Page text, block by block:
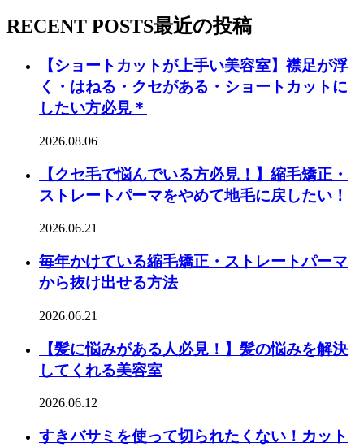
RECENT POSTS最近の投稿
【ショートカットが上手い美容室】襟足が浮
く・はねる・クセがある・ショートカットに
したい方必見＊
2026.08.06
【クセ毛で悩んでいる方必見！】縮毛矯正・
ストレートパーマをやめて地毛に戻したい！
2026.06.21
毎年かけている縮毛矯正・ストレートパーマ
から抜け出せる方法
2026.06.21
【髪に悩みがある人必見！】髪の悩みを解決
してくれる美容室
2026.06.12
すきバサミを使って切られたくない！カット